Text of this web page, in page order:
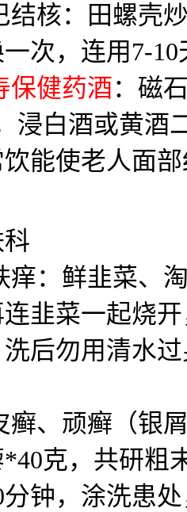
结核：田螺壳
次，连用 7-10
保健药酒：磁
浸白酒或黄酒
能使老人面
痒：鲜韭菜、
韭菜一起烧
后勿用清水
癣、顽癣（银
*40克，共研粗
分钟，涂洗患